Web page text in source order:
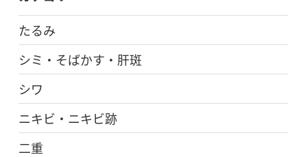
たるみ
シミ・そばかす・肝斑
シワ
ニキビ・ニキビ跡
二重